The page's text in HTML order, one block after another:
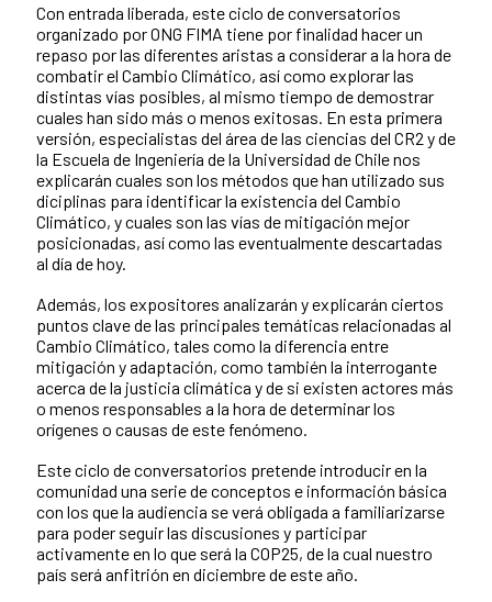
Con entrada liberada, este ciclo de conversatorios
organizado por ONG FIMA tiene por finalidad hacer un
repaso por las diferentes aristas a considerar a la hora de
combatir el Cambio Climático, así como explorar las
distintas vías posibles, al mismo tiempo de demostrar
cuales han sido más o menos exitosas. En esta primera
versión, especialistas del área de las ciencias del CR2 y de
la Escuela de Ingeniería de la Universidad de Chile nos
explicarán cuales son los métodos que han utilizado sus
diciplinas para identificar la existencia del Cambio
Climático, y cuales son las vías de mitigación mejor
posicionadas, así como las eventualmente descartadas
al día de hoy.
Además, los expositores analizarán y explicarán ciertos
puntos clave de las principales temáticas relacionadas al
Cambio Climático, tales como la diferencia entre
mitigación y adaptación, como también la interrogante
acerca de la justicia climática y de si existen actores más
o menos responsables a la hora de determinar los
orígenes o causas de este fenómeno.
Este ciclo de conversatorios pretende introducir en la
comunidad una serie de conceptos e información básica
con los que la audiencia se verá obligada a familiarizarse
para poder seguir las discusiones y participar
activamente en lo que será la COP25, de la cual nuestro
país será anfitrión en diciembre de este año.